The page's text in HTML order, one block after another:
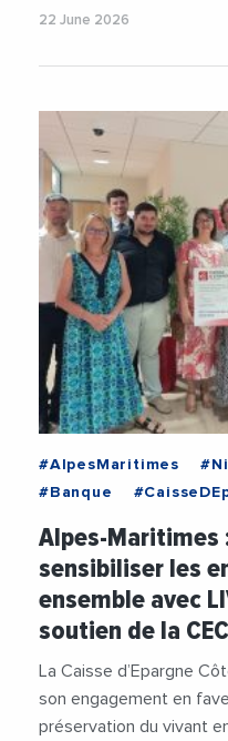
22 June 2026
#AlpesMaritimes
#Banque
#Jeunesse
#Social
Alpes-Maritimes
sensibiliser les
ensemble avec
soutien de la
La Caisse d’Epargne
son engagement en
préservation du vivant